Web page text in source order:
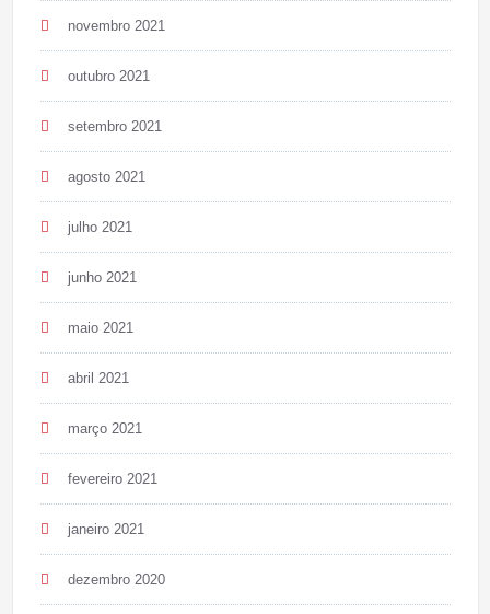
novembro 2021
outubro 2021
setembro 2021
agosto 2021
julho 2021
junho 2021
maio 2021
abril 2021
março 2021
fevereiro 2021
janeiro 2021
dezembro 2020